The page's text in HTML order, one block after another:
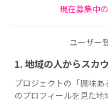
現在募集中
ユーザー
1. 地域の人からスカ
プロジェクトの「興味
のプロフィールを見た地